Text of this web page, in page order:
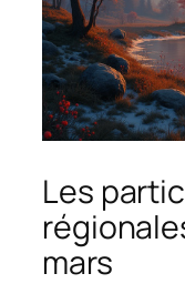
Les
mars